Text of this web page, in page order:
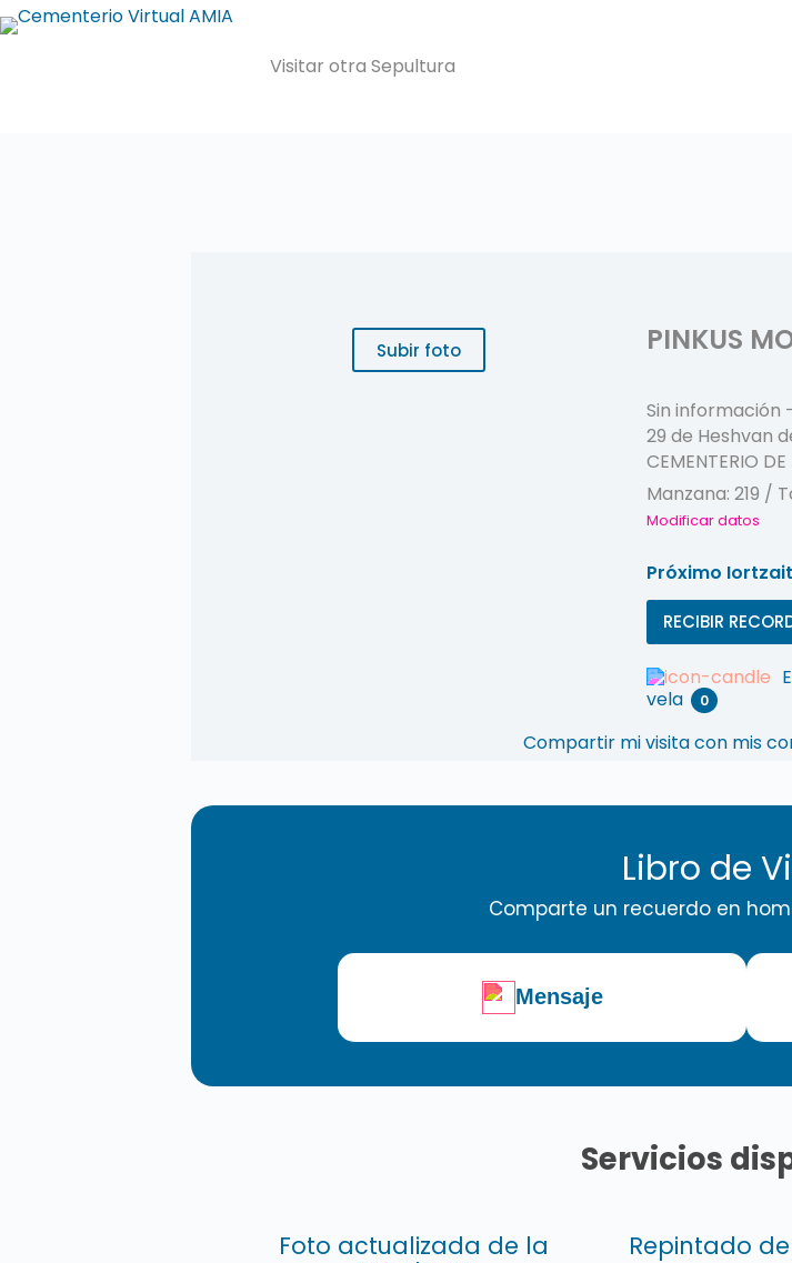
Saltar
al
Visitar otra Sepultura
Subir foto PINKUS
Sin información -
29 de Heshvan
CEMENTERIO
Manzana: 219 /
Modificar datos
Próximo Iortzait
RECIBIR
vela
0
Compartir mi visita con mis
Libro de
Comparte un recuerdo en
Mensaje
Servicios
Foto actualizada de la Repintado